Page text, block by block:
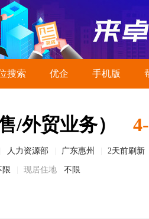
搜索 优企 手机版
/外贸业务）
人力资源部 广东惠州 2天前刷新
限 现居住地 不限